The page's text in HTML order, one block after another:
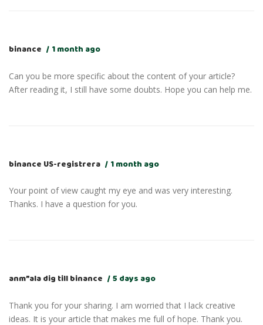
binance 1 month ago
Can you be more specific about the content of your article?
After reading it, I still have some doubts. Hope you can help me.
binance US-registrera 1 month ago
Your point of view caught my eye and was very interesting.
Thanks. I have a question for you.
anm”ala dig till binance 5 days ago
Thank you for your sharing. I am worried that I lack creative
ideas. It is your article that makes me full of hope. Thank you.